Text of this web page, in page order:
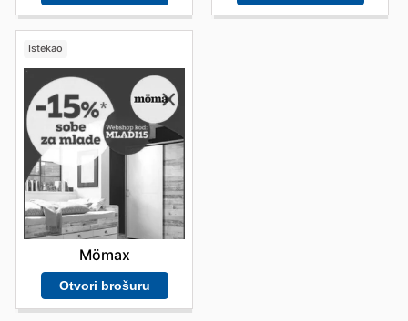
Istekao
Mömax
Otvori brošuru